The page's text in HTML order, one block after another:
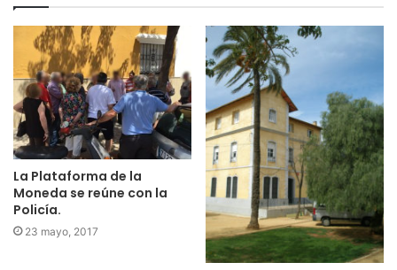
La Plataforma de la
Moneda se reúne con la
Policía.
23 mayo, 2017